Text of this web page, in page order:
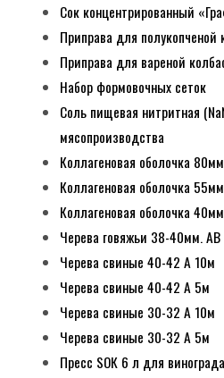
Сок концентрированный
Приправа для
Приправа для вареной
Набор формовочных сеток
Соль пищевая нитритная
мясопроизводства
Коллагеновая оболочка
Коллагеновая оболочка
Коллагеновая оболочка
Черева говяжьи 38-40мм.
Черева свиные 40-42 А 10м
Черева свиные 40-42 А 5м
Черева свиные 30-32 А 10м
Черева свиные 30-32 А 5м
Пресс SОК 6 л для